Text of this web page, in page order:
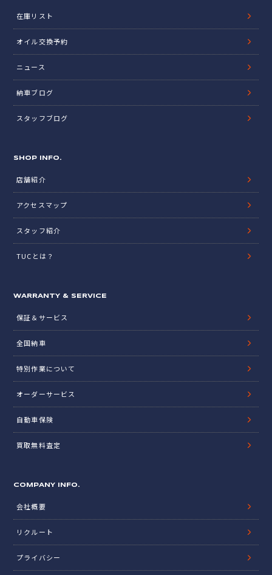
在庫リスト
オイル交換予約
ニュース
納車ブログ
スタッフブログ
SHOP INFO.
店舗紹介
アクセスマップ
スタッフ紹介
TUCとは？
WARRANTY & SERVICE
保証＆サービス
全国納車
特別作業について
オーダーサービス
自動車保険
買取無料査定
COMPANY INFO.
会社概要
リクルート
プライバシー